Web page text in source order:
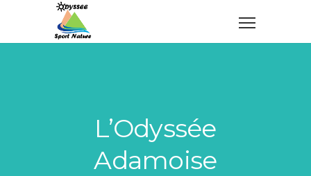
L’Odyssée
Adamoise